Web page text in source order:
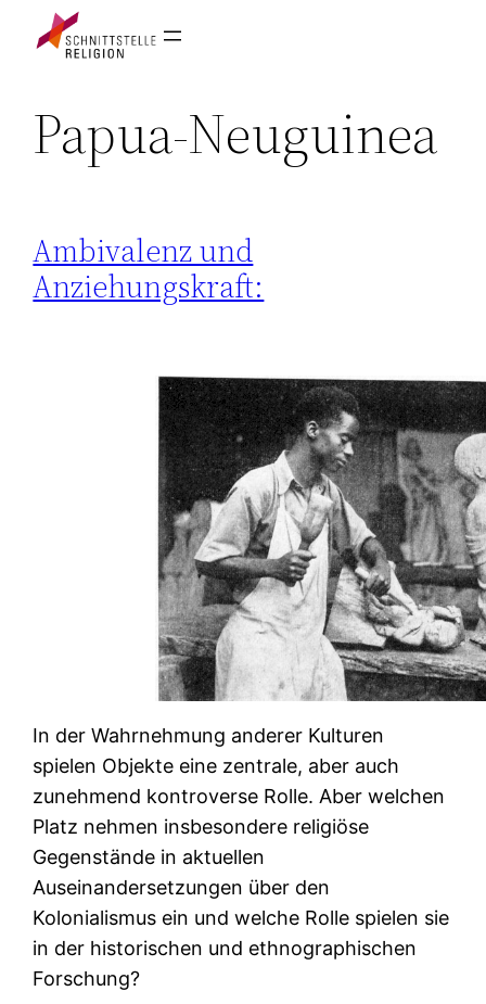
Papua-Neuguinea
Ambivalenz und
Anziehungskraft:
In der Wahrnehmung anderer Kulturen
spielen Objekte eine zentrale, aber auch
zunehmend kontroverse Rolle. Aber welchen
Platz nehmen insbesondere religiöse
Gegenstände in aktuellen
Auseinandersetzungen über den
Kolonialismus ein und welche Rolle spielen sie
in der historischen und ethnographischen
Forschung?